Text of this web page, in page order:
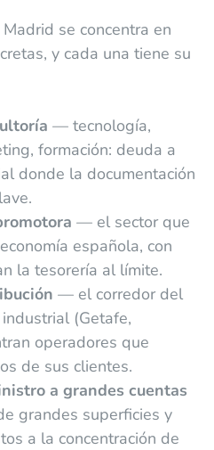
se concentra en
y cada una tiene su
— tecnología,
formación: deuda a
donde la documentación
— el sector que
española, con
la tesorería al límite.
— el corredor del
(Getafe,
operadores que
de sus clientes.
a grandes cuentas
grandes superficies y
a la concentración de